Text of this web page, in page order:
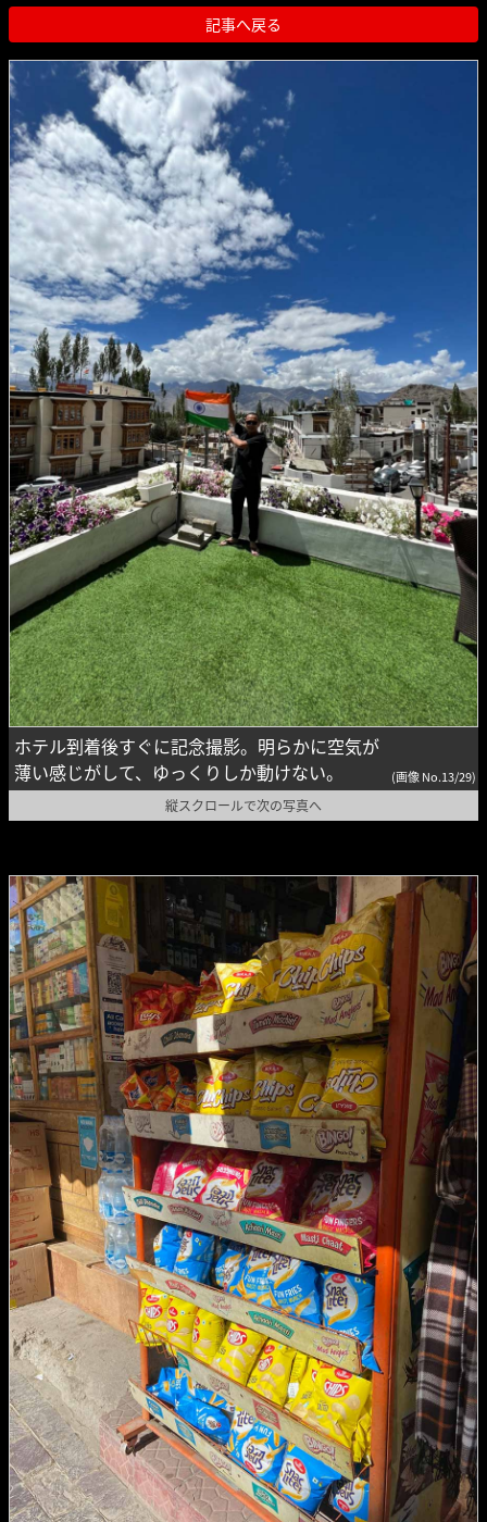
記事へ戻る
ホテル到着後すぐに記念撮影。明らかに空気が
薄い感じがして、ゆっくりしか動けない。
(画像 No.13/29)
縦スクロールで次の写真へ